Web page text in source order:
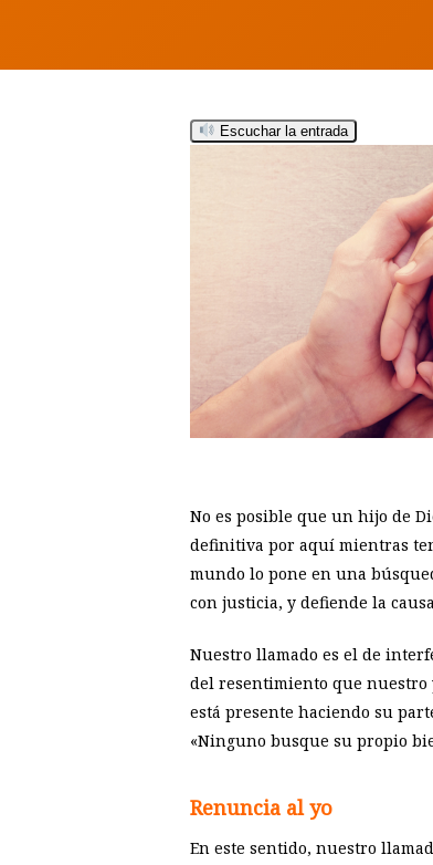
Hit enter to search or ESC to close
Escuchar la entrada
No es posible que un hijo de
definitiva por aquí mientras
mundo lo pone en una
con justicia, y defiende la
Nuestro llamado es el de
del resentimiento que
está presente haciendo su
«Ninguno busque su propio
Renuncia al yo
En este sentido, nuestro